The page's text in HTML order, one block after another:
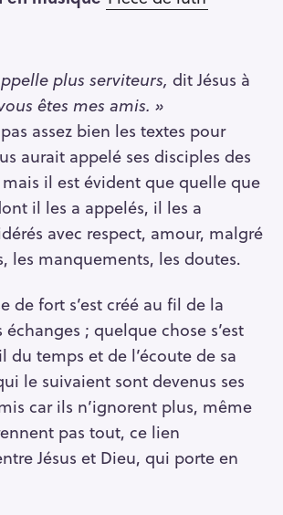
plus serviteurs, dit Jésus à
êtes mes amis. »
assez bien les textes pour
aurait appelé ses disciples des
mais il est évident que quelle que
il les a appelés, il les a
avec respect, amour, malgré
les manquements, les doutes.
de fort s’est créé au fil de la
; quelque chose s’est
du temps et de l’écoute de sa
le suivaient sont devenus ses
car ils n’ignorent plus, même
pas tout, ce lien
Jésus et Dieu, qui porte en